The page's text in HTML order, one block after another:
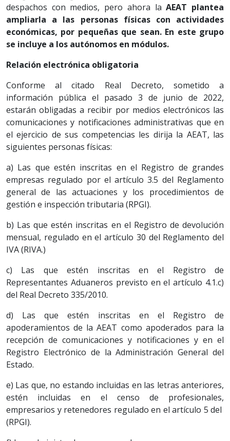
despachos con medios, pero ahora laAEAT plantea
ampliarla a las personas físicas con actividades
económicas, por pequeñas que sean. En este grupo
se incluye a los autónomos en módulos.
Relación electrónica obligatoria
Conforme al citado Real Decreto, sometido a
información pública el pasado 3 de junio de 2022,
estarán obligadas a recibir por medios electrónicos las
comunicaciones y notificaciones administrativas que en
el ejercicio de sus competencias les dirija la AEAT, las
siguientes personas físicas:
a) Las que estén inscritas en el Registro de grandes
empresas regulado por el artículo 3.5 del Reglamento
general de las actuaciones y los procedimientos de
gestión e inspección tributaria (RPGI).
b) Las que estén inscritas en el Registro de devolución
mensual, regulado en el artículo 30 del Reglamento del
IVA (RIVA.)
c) Las que estén inscritas en el Registro de
Representantes Aduaneros previsto en el artículo 4.1.c)
del Real Decreto 335/2010.
d) Las que estén inscritas en el Registro de
apoderamientos de la AEAT como apoderados para la
recepción de comunicaciones y notificaciones y en el
Registro Electrónico de la Administración General del
Estado.
e) Las que, no estando incluidas en las letras anteriores,
estén incluidas en el censo de profesionales,
empresarios y retenedores regulado en el artículo 5 del
(RPGI).